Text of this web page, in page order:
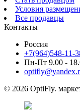
Условия
Все продавцы
Контакты
Россия
+7(964)548-11-
Пн-Пт 9.00 -
© 2026 OptiFly.